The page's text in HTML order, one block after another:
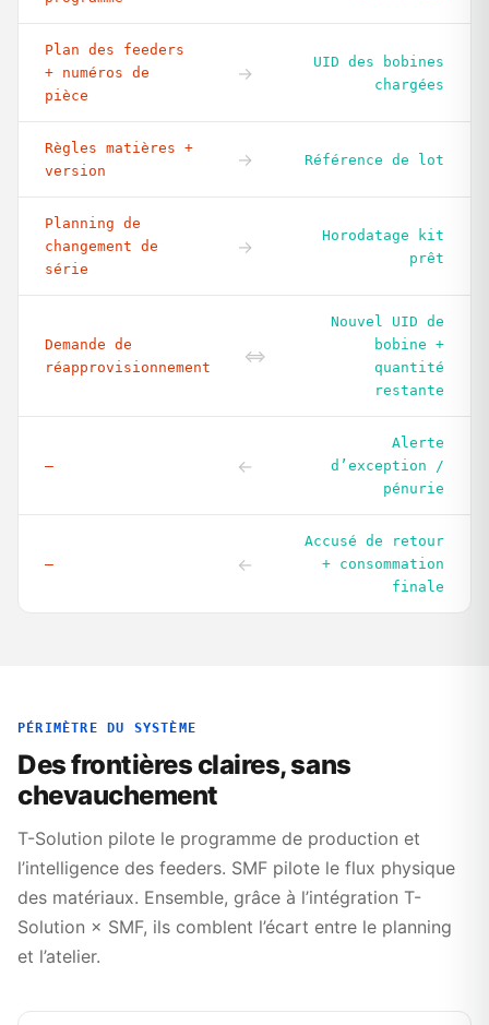
Plan des feeders
+ numéros de
pièce
→
UID des bobines
chargées
Règles matières +
version
→ Référence de lot
Planning de
changement de
série
→
Horodatage kit
prêt
Demande de
réapprovisionnement
⇔
Nouvel UID de
bobine +
quantité
restante
— ←
Alerte
d’exception /
pénurie
— ←
Accusé de retour
+ consommation
finale
PÉRIMÈTRE DU SYSTÈME
Des frontières claires, sans
chevauchement
T-Solution pilote le programme de production et
l’intelligence des feeders. SMF pilote le flux physique
des matériaux. Ensemble, grâce à l’intégration T-
Solution × SMF, ils comblent l’écart entre le planning
et l’atelier.